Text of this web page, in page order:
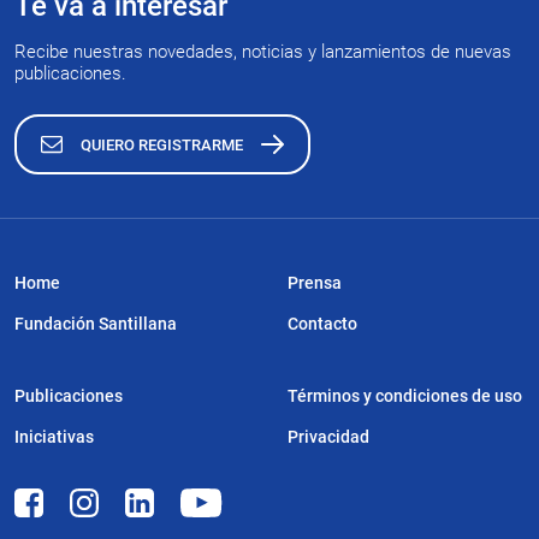
Recibe nuestras novedades, noticias y lanzamientos de nuevas
publicaciones.
QUIERO REGISTRARME
Home
Fundación Santillana
Publicaciones
Iniciativas
Prensa
Contacto
Términos y condiciones de uso
Privacidad